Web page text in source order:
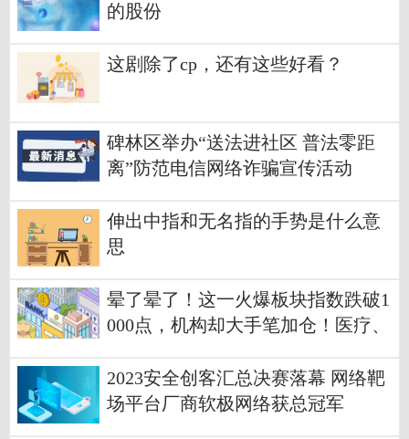
的股份
这剧除了cp，还有这些好看？
碑林区举办“送法进社区 普法零距
离”防范电信网络诈骗宣传活动
伸出中指和无名指的手势是什么意
思
晕了晕了！这一火爆板块指数跌破1
000点，机构却大手笔加仓！医疗、
史新高
2023安全创客汇总决赛落幕 网络靶
场平台厂商软极网络获总冠军